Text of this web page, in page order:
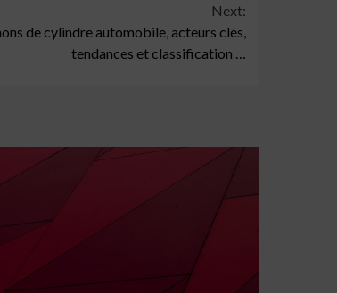
Next:
de cylindre automobile, acteurs clés,
tendances et classification …